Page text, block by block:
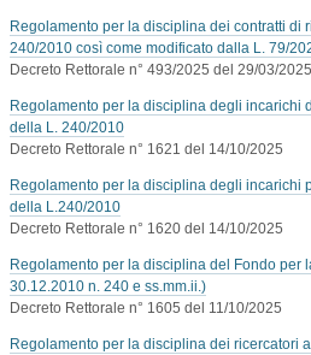
Regolamento per la disciplina dei contratti di
240/2010 così come modificato dalla L. 79/
Decreto Rettorale n° 493/2025 del 29/03/2025
Regolamento per la disciplina degli incarichi
della L. 240/2010
Decreto Rettorale n° 1621 del 14/10/2025
Regolamento per la disciplina degli incarichi
della L.240/2010
Decreto Rettorale n° 1620 del 14/10/2025
Regolamento per la disciplina del Fondo per
30.12.2010 n. 240 e ss.mm.ii.)
Decreto Rettorale n° 1605 del 11/10/2025
Regolamento per la disciplina dei ricercatori